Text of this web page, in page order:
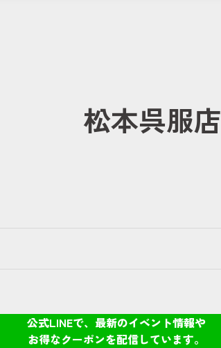
松本呉服店
公式LINEで、最新のイベント情報や
お得なクーポンを配信しています。